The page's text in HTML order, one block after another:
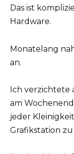
Das ist
Hardware.
Monatelang
an.
Ich verzichtete
am
jeder
Grafikstation